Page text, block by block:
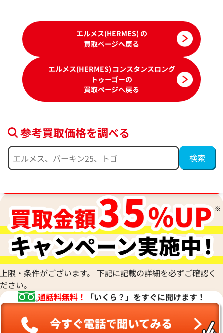
エルメス コンスタンスロングトゥーゴー
参考買取価格
ASK
2022年10月18日時点
エルメス コンス
参考買取価格
ASK
エルメス(HERMES) の
買取ページへ戻る
エルメス(HERMES) コンスタンスロング
トゥーゴーの
買取ページへ戻る
参考買取価格を調べる
上限・条件がございます。 下記に記載の詳細を必ずご確認く
ださい。
通話料無料！
「いくら？」をすぐに聞けます！